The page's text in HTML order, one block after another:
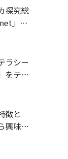
探究総
」で
藤枝
ラシー
をテー
際大
徴と
興味を